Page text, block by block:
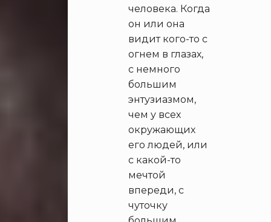
человека. Когда
он или она
видит кого-то с
огнем в глазах,
с немного
большим
энтузиазмом,
чем у всех
окружающих
его людей, или
с какой-то
мечтой
впереди, с
чуточку